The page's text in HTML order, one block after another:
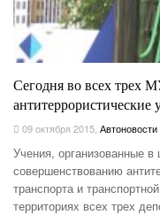
Сегодня во всех трех
антитеррористические
09 октября 2015
Учения, организованные
совершенствованию
транспорта и
территориях всех трех